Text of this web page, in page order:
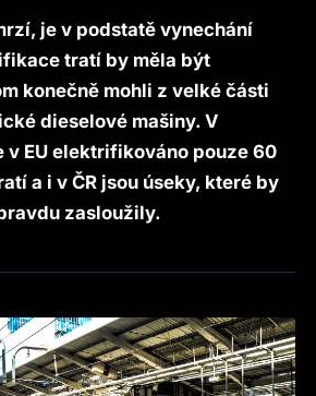
je v podstatě vynechání
tratí by měla být
konečně mohli z velké části
dieselové mašiny. V
v EU elektrifikováno pouze 60
a i v ČR jsou úseky, které by
zasloužily.